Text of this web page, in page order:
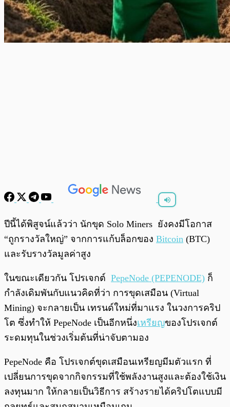
พร้อมเล่น 0:00/
ปีนี้ได้พิสูจน์แล้วว่า นักขุด Solo Miners ยังคงมีโอกาส
“ถูกรางวัลใหญ่” จากการแก้บล็อกของ Bitcoin (BTC)
และรับรางวัลมูลค่าสูง
ในขณะเดียวกัน โปรเจกต์ PepeNode (PEPENODE) ก็
กำลังเดิมพันกับแนวคิดที่ว่า การขุดเสมือน (Virtual
Mining) จะกลายเป็น เทรนด์ใหม่ที่มาแรง ในวงการคริป
โต ซึ่งทำให้ PepeNode เป็นอีกหนึ่งเหรียญของโปรเจกต์
ระดมทุนในช่วงเริ่มต้นที่น่าจับตามอง
PepeNode คือ โปรเจกต์ขุดเสมือนเหรียญมีมตัวแรก ที่
เปลี่ยนการขุดจากกิจกรรมที่ใช้พลังงานสูงและต้องใช้เงิน
ลงทุนมาก ให้กลายเป็นวิธีการ สร้างรายได้คริปโตแบบมี